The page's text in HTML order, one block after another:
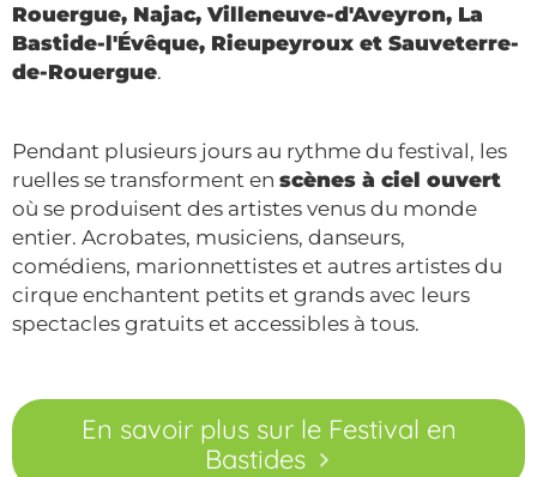
Rouergue, Najac, Villeneuve-d'Aveyron, La
Bastide-l'Évêque, Rieupeyroux et Sauveterre-
de-Rouergue.
Pendant plusieurs jours au rythme du festival, les
ruelles se transforment en scènes à ciel ouvert
où se produisent des artistes venus du monde
entier. Acrobates, musiciens, danseurs,
comédiens, marionnettistes et autres artistes du
cirque enchantent petits et grands avec leurs
spectacles gratuits et accessibles à tous.
En savoir plus sur le Festival en
Bastides